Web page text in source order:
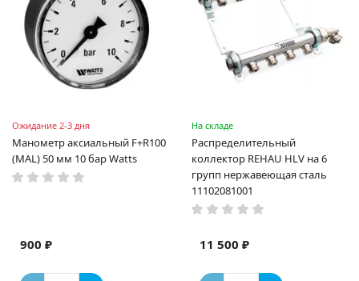
Ожидание 2-3 дня
Манометр аксиальный F+R100
(MAL) 50 мм 10 бар Watts
900 ₽
На складе
Распределительный
коллектор REHAU HLV на 6
групп нержавеющая сталь
11102081001
11 500 ₽